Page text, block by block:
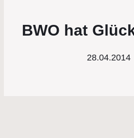
BWO hat
28.04.2014